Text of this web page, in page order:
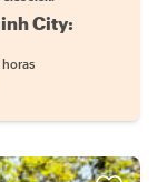
City: